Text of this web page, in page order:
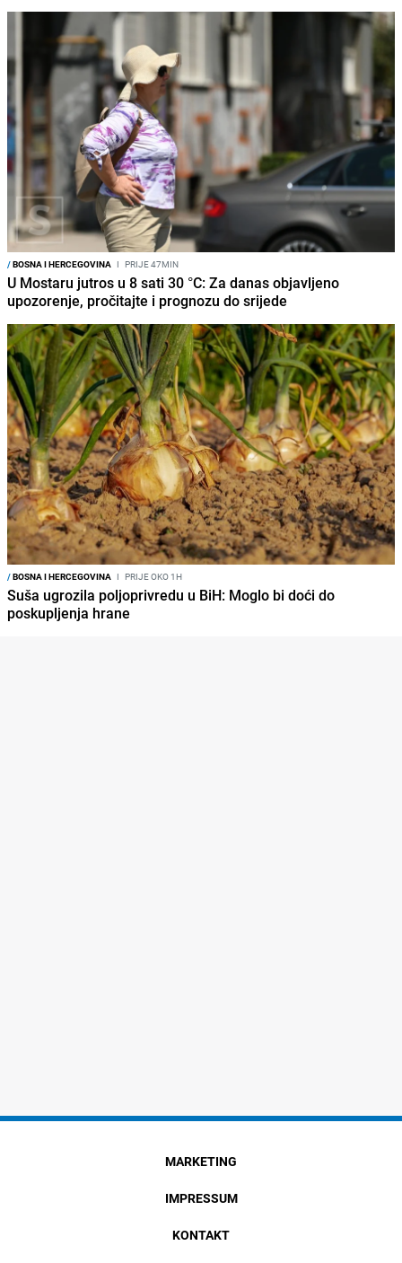
/BOSNA I HERCEGOVINA I PRIJE 47MIN
U Mostaru jutros u 8 sati 30 °C: Za danas objavljeno
upozorenje, pročitajte i prognozu do srijede
/BOSNA I HERCEGOVINA I PRIJE OKO 1H
Suša ugrozila poljoprivredu u BiH: Moglo bi doći do
poskupljenja hrane
MARKETING
IMPRESSUM
KONTAKT